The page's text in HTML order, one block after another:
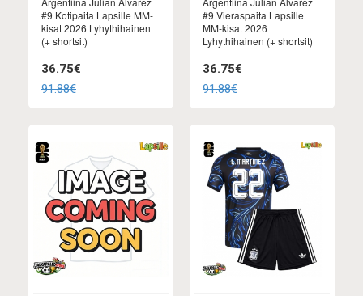
#9 Kotipaita Lapsille MM-
kisat 2026 Lyhythihainen
(+ shortsit)
36.75€
91.88€
#9 Vieraspaita Lapsille
MM-kisat 2026
Lyhythihainen (+ shortsit)
36.75€
91.88€